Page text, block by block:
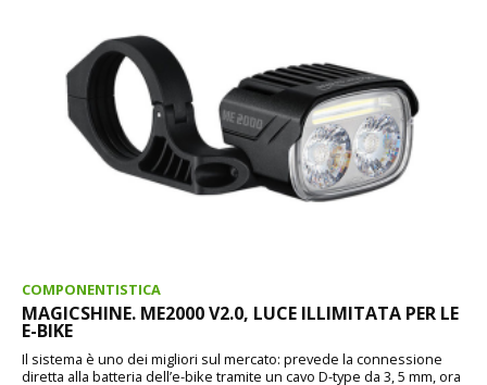
COMPONENTISTICA
MAGICSHINE. ME2000 V2.0, LUCE ILLIMITATA PER LE
E-BIKE
Il sistema è uno dei migliori sul mercato: prevede la connessione
diretta alla batteria dell’e-bike tramite un cavo D-type da 3, 5 mm, ora